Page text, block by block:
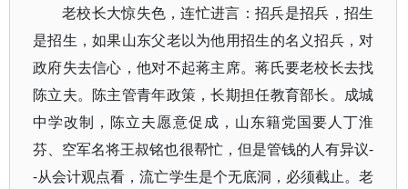
老校长大惊失色，连忙进言：招兵是招兵，招生
是招生，如果山东父老以为他用招生的名义招兵，对
政府失去信心，他对不起蒋主席。蒋氏要老校长去找
陈立夫。陈主管青年政策，长期担任教育部长。成城
中学改制，陈立夫愿意促成，山东籍党国要人丁淮
芬、空军名将王叔铭也很帮忙，但是管钱的人有异议-
-从会计观点看，流亡学生是个无底洞，必须截止。老